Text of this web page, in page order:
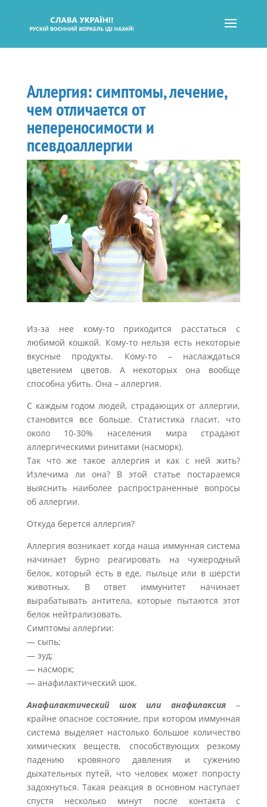
Аллергия: симптомы, лечение,
чем отличается от
непереносимости и
псевдоаллергии
Из-за нее кому-то приходится расстаться с
любимой кошкой. Кому-то нельзя есть некоторые
вкусные продукты. Кому-то – наслаждаться
цветением цветов. А некоторых она вообще
способна убить. Она – аллергия.
С каждым годом людей, страдающих от аллергии,
становится все больше. Статистика гласит, что
около 10-30% населения мира страдают
аллергическими ринитами (насморк).
Так что же такое аллергия и как с ней жить?
Излечима ли она? В этой статье постараемся
выяснить наиболее распространенные вопросы
об аллергии.
Откуда берется аллергия?
Аллергия возникает когда наша иммунная система
начинает бурно реагировать на чужеродный
белок, который есть в еде, пыльце или в шерсти
животных. В ответ иммунитет начинает
вырабатывать антитела, которые пытаются этот
белок нейтрализовать.
Симптомы аллергии:
— сыпь;
— зуд;
— насморк;
— анафилактический шок.
Анафилактический шок или анафилаксия –
крайне опасное состояние, при котором иммунная
система выделяет настолько большое количество
химических веществ, способствующих резкому
падению кровяного давления и сужению
дыхательных путей, что человек может попросту
задохнуться. Такая реакция в основном наступает
спустя несколько минут после контакта с